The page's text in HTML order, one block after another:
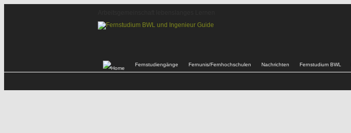
Fernstudiengänge Fernunis/Fernhochschulen Nachrichten Fernstudium BWL